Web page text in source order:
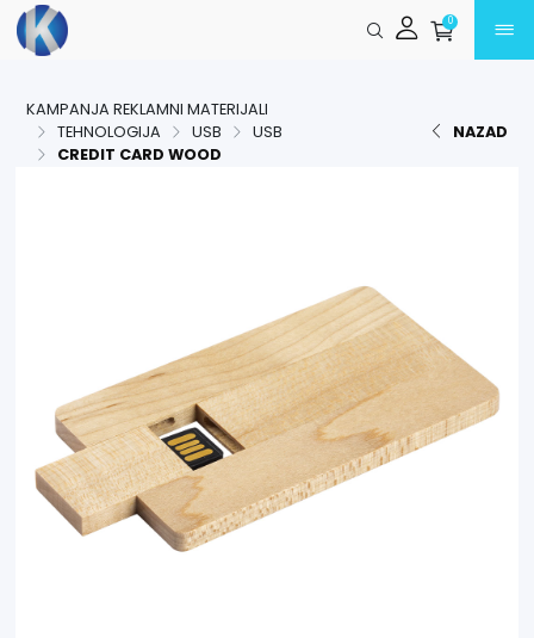
Preskoči na glavni sadržaj 0
KAMPANJA REKLAMNI MATERIJALI
TEHNOLOGIJA
USB
USB
CREDIT CARD WOOD
NAZAD